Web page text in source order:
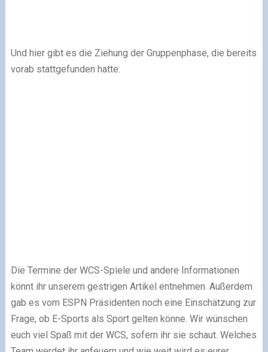
Und hier gibt es die Ziehung der Gruppenphase, die bereits
vorab stattgefunden hatte:
Die Termine der WCS-Spiele und andere Informationen
könnt ihr unserem gestrigen Artikel entnehmen. Außerdem
gab es vom ESPN Präsidenten noch eine Einschätzung zur
Frage, ob E-Sports als Sport gelten könne. Wir wünschen
euch viel Spaß mit der WCS, sofern ihr sie schaut. Welches